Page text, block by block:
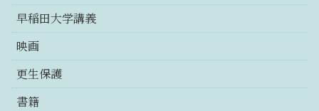
早稲田大学講義
映画
更生保護
書籍